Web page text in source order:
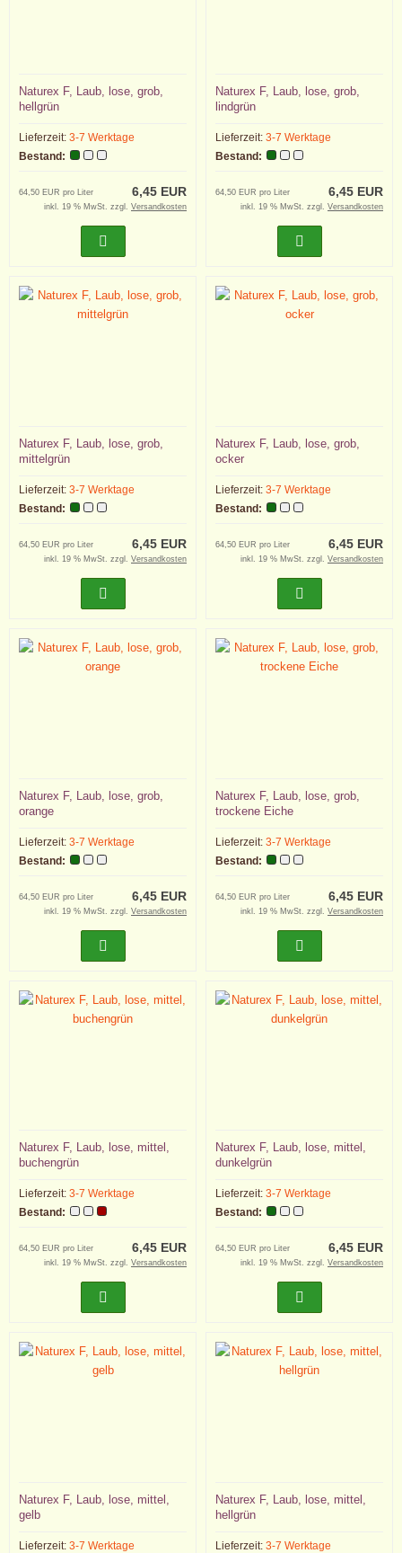
Naturex F, Laub, lose, grob,
hellgrün
Lieferzeit: 3-7 Werktage
Bestand:
6,45 EUR
64,50 EUR pro Liter
inkl. 19 % MwSt. zzgl. Versandkosten
Naturex F, Laub, lose, grob,
lindgrün
Lieferzeit: 3-7 Werktage
Bestand:
6,45 EUR
64,50 EUR pro Liter
inkl. 19 % MwSt. zzgl. Versandkosten
Naturex F, Laub, lose, grob,
mittelgrün
Lieferzeit: 3-7 Werktage
Bestand:
6,45 EUR
64,50 EUR pro Liter
inkl. 19 % MwSt. zzgl. Versandkosten
Naturex F, Laub, lose, grob,
ocker
Lieferzeit: 3-7 Werktage
Bestand:
6,45 EUR
64,50 EUR pro Liter
inkl. 19 % MwSt. zzgl. Versandkosten
Naturex F, Laub, lose, grob,
orange
Lieferzeit: 3-7 Werktage
Bestand:
6,45 EUR
64,50 EUR pro Liter
inkl. 19 % MwSt. zzgl. Versandkosten
Naturex F, Laub, lose, grob,
trockene Eiche
Lieferzeit: 3-7 Werktage
Bestand:
6,45 EUR
64,50 EUR pro Liter
inkl. 19 % MwSt. zzgl. Versandkosten
Naturex F, Laub, lose, mittel,
buchengrün
Lieferzeit: 3-7 Werktage
Bestand:
6,45 EUR
64,50 EUR pro Liter
inkl. 19 % MwSt. zzgl. Versandkosten
Naturex F, Laub, lose, mittel,
dunkelgrün
Lieferzeit: 3-7 Werktage
Bestand:
6,45 EUR
64,50 EUR pro Liter
inkl. 19 % MwSt. zzgl. Versandkosten
Naturex F, Laub, lose, mittel,
gelb
Lieferzeit: 3-7 Werktage
Naturex F, Laub, lose, mittel,
hellgrün
Lieferzeit: 3-7 Werktage